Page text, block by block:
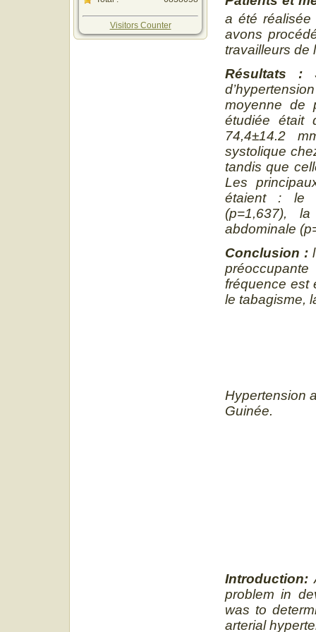
Visitors Counter
a été réalisée
avons
travailleurs de
Résultats :
moyenne de
étudiée était
74,4±14.2
systolique
tandis que
Les
étaient : le
(p=1,637),
abdominale
Conclusion :
fréquence est
le tabagisme,
Hypertension
Guinée.
Introduction:
problem in
was to
arterial